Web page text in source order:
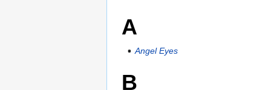
A
Angel Eyes
B